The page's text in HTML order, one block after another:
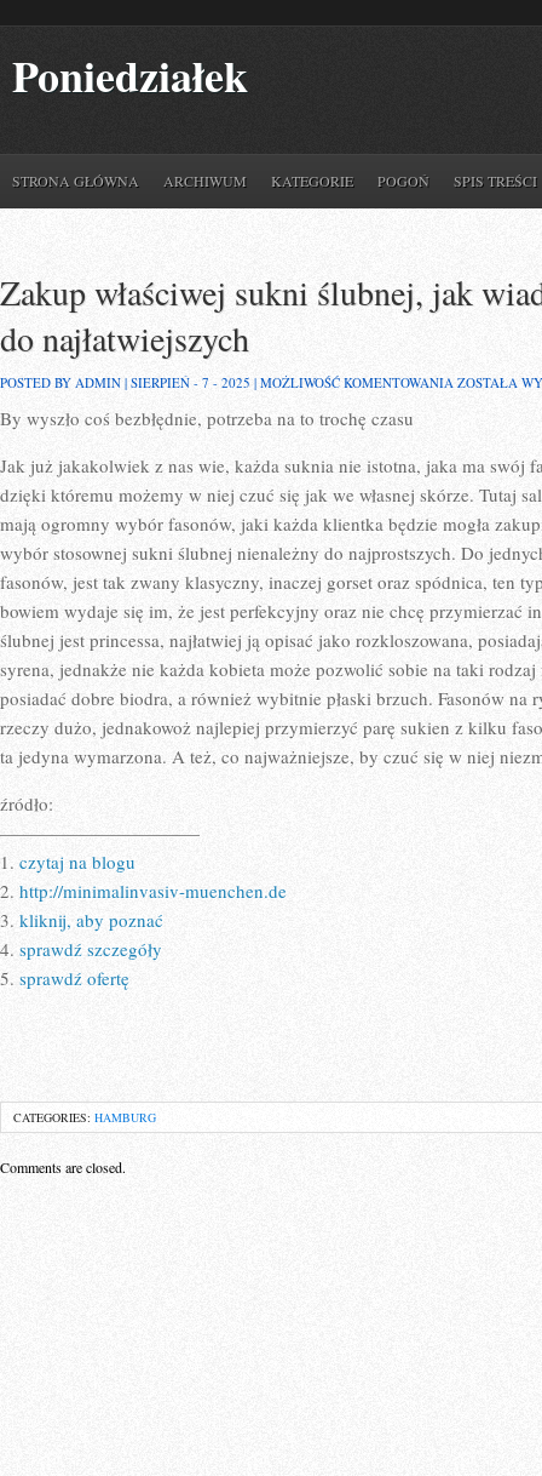
Poniedziałek
STRONA GŁÓWNA ARCHIWUM KATEGORIE POGOŃ SPIS TREŚCI
Zakup właściwej sukni ślubnej, jak
do najłatwiejszych
POSTED BY ADMIN | SIERPIEŃ - 7 - 2025 | MOŻLIWOŚĆ KOMENTOWANIA ZAKUP
WIADOMO
NIE
PRZYSTAJE
DO
ZOSTAŁA
By wyszło coś bezbłędnie, potrzeba na to trochę czasu
Jak już jakakolwiek z nas wie, każda suknia nie istotna, jaka ma swój
dzięki któremu możemy w niej czuć się jak we własnej skórze. Tutaj
mają ogromny wybór fasonów, jaki każda klientka będzie mogła
wybór stosownej sukni ślubnej nienależny do najprostszych. Do
fasonów, jest tak zwany klasyczny, inaczej gorset oraz spódnica, ten
bowiem wydaje się im, że jest perfekcyjny oraz nie chcę przymierzać
ślubnej jest princessa, najłatwiej ją opisać jako rozkloszowana,
syrena, jednakże nie każda kobieta może pozwolić sobie na taki
posiadać dobre biodra, a również wybitnie płaski brzuch. Fasonów
rzeczy dużo, jednakowoż najlepiej przymierzyć parę sukien z kilku
ta jedyna wymarzona. A też, co najważniejsze, by czuć się w niej
źródło:
———————————
1. czytaj na blogu
2. http://minimalinvasiv-muenchen.de
3. kliknij, aby poznać
4. sprawdź szczegóły
5. sprawdź ofertę
CATEGORIES: HAMBURG
Comments are closed.